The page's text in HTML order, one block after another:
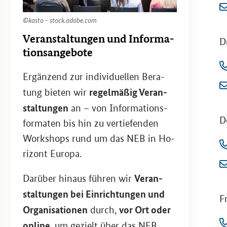
©kasto - stock.adobe.com
Ver­an­stal­tun­gen und In­for­ma­
ti­ons­an­ge­bo­te
Er­gän­zend zur in­di­vi­du­el­len Be­ra­
tung bie­ten wir re­gel­mä­ßig Ver­an­
stal­tun­gen an – von In­for­ma­ti­ons­
for­ma­ten bis hin zu ver­tie­fen­den
Work­shops rund um das NEB in Ho­
ri­zont Eu­ro­pa.
Dar­über hin­aus füh­ren wirVer­an­
stal­tun­gen bei Ein­rich­tun­gen und
Or­ga­ni­sa­tio­nen durch,vor Ort oder